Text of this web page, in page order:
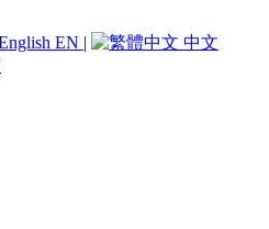
EN | 中文